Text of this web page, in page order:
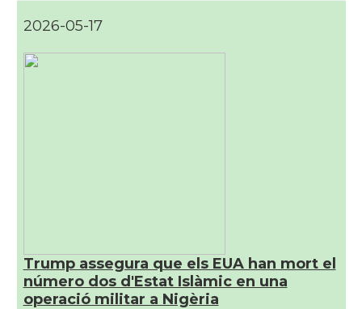
2026-05-17
Trump assegura que els EUA han mort el
número dos d'Estat Islàmic en una
operació militar a Nigèria